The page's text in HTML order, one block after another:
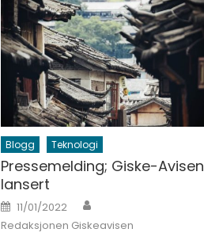
Blogg Teknologi
Pressemelding; Giske-Avisen
lansert
Posted on
11/01/2022
Redaksjonen Giskeavisen